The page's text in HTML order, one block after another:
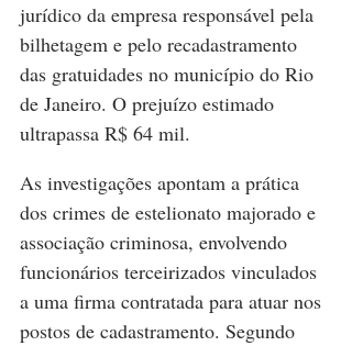
jurídico da empresa responsável pela
bilhetagem e pelo recadastramento
das gratuidades no município do Rio
de Janeiro. O prejuízo estimado
ultrapassa R$ 64 mil.
As investigações apontam a prática
dos crimes de estelionato majorado e
associação criminosa, envolvendo
funcionários terceirizados vinculados
a uma firma contratada para atuar nos
postos de cadastramento. Segundo